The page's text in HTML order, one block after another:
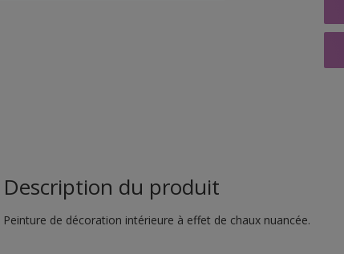
Description du produit
Peinture de décoration intérieure à effet de chaux nuancée.